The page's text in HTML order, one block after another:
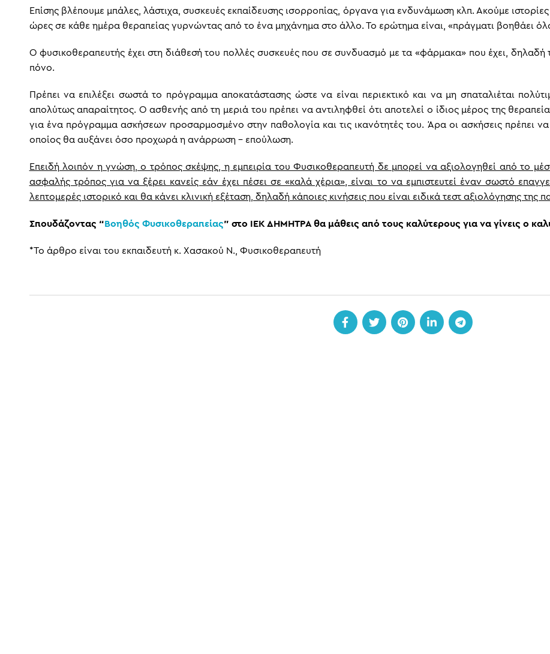
Επίσης βλέπουμε μπάλες, λάστιχα, συσκευές εκπαίδευσης ισορροπίας, όργανα για ενδυνάμωση κλπ. Ακούμε
ώρες σε κάθε ημέρα θεραπείας γυρνώντας από το ένα μηχάνημα στο άλλο. Το ερώτημα είναι, «πράγματι βοηθάει
Ο φυσικοθεραπευτής έχει στη διάθεσή του πολλές συσκευές που σε συνδυασμό με τα «φάρμακα» που έχει,
πόνο.
Πρέπει να επιλέξει σωστά το πρόγραμμα αποκατάστασης ώστε να είναι περιεκτικό και να μη σπαταλιέται
απολύτως απαραίτητος. Ο ασθενής από τη μεριά του πρέπει να αντιληφθεί ότι αποτελεί ο ίδιος μέρος της
για ένα πρόγραμμα ασκήσεων προσαρμοσμένο στην παθολογία και τις ικανότητές του. Άρα οι ασκήσεις πρέπει
οποίος θα αυξάνει όσο προχωρά η ανάρρωση – επούλωση.
Επειδή λοιπόν η γνώση, ο τρόπος σκέψης, η εμπειρία του Φυσικοθεραπευτή δε μπορεί να αξιολογηθεί από το
ασφαλής τρόπος για να ξέρει κανείς εάν έχει πέσει σε «καλά χέρια», είναι το να εμπιστευτεί έναν σωστό
λεπτομερές ιστορικό και θα κάνει κλινική εξέταση, δηλαδή κάποιες κινήσεις που είναι ειδικά τεστ αξιολόγησης της
Σπουδάζοντας “Βοηθός Φυσικοθεραπείας” στο ΙΕΚ ΔΗΜΗΤΡΑ θα μάθεις από τους καλύτερους για να γίνεις ο
*Το άρθρο είναι του εκπαιδευτή κ. Χασακού Ν., Φυσικοθεραπευτή